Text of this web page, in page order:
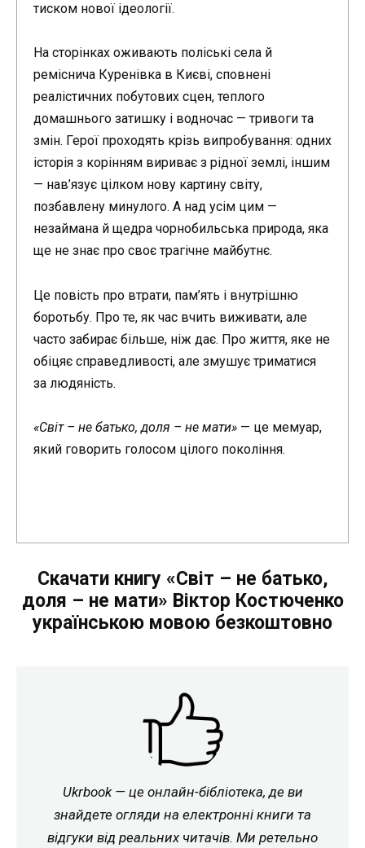
тиском нової ідеології.
На сторінках оживають поліські села й
реміснича Куренівка в Києві, сповнені
реалістичних побутових сцен, теплого
домашнього затишку і водночас — тривоги та
змін. Герої проходять крізь випробування: одних
історія з корінням вириває з рідної землі, іншим
— нав’язує цілком нову картину світу,
позбавлену минулого. А над усім цим —
незаймана й щедра чорнобильська природа, яка
ще не знає про своє трагічне майбутнє.
Це повість про втрати, пам’ять і внутрішню
боротьбу. Про те, як час вчить виживати, але
часто забирає більше, ніж дає. Про життя, яке не
обіцяє справедливості, але змушує триматися
за людяність.
«Світ – не батько, доля – не мати» — це мемуар,
який говорить голосом цілого покоління.
Скачати книгу «Світ – не батько,
доля – не мати» Віктор Костюченко
українською мовою безкоштовно
Ukrbook — це онлайн-бібліотека, де ви
знайдете огляди на електронні книги та
відгуки від реальних читачів. Ми ретельно